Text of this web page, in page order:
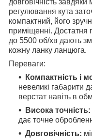
регулювання кута
компактний, його
приміщенні. Достатня
до 5500 об/хв дають
кожну ланку ланцюга.
Переваги:
Компактність і
невеликі габарити
верстат навіть в
Висока точність:
дає точне
Довговічність: